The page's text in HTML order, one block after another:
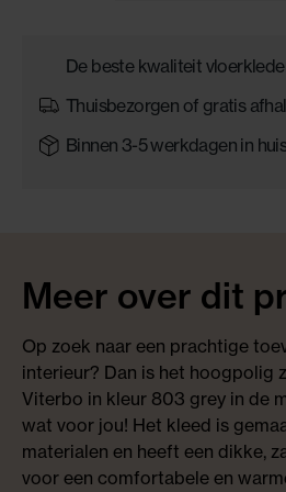
De beste kwaliteit
Thuisbezorgen of gratis
Binnen 3-5 werkdagen in
Meer over dit
Op zoek naar een prachtige
interieur? Dan is het hoogpolig
Viterbo in kleur 803 grey in de
wat voor jou! Het kleed is
materialen en heeft een dikke,
voor een comfortabele en